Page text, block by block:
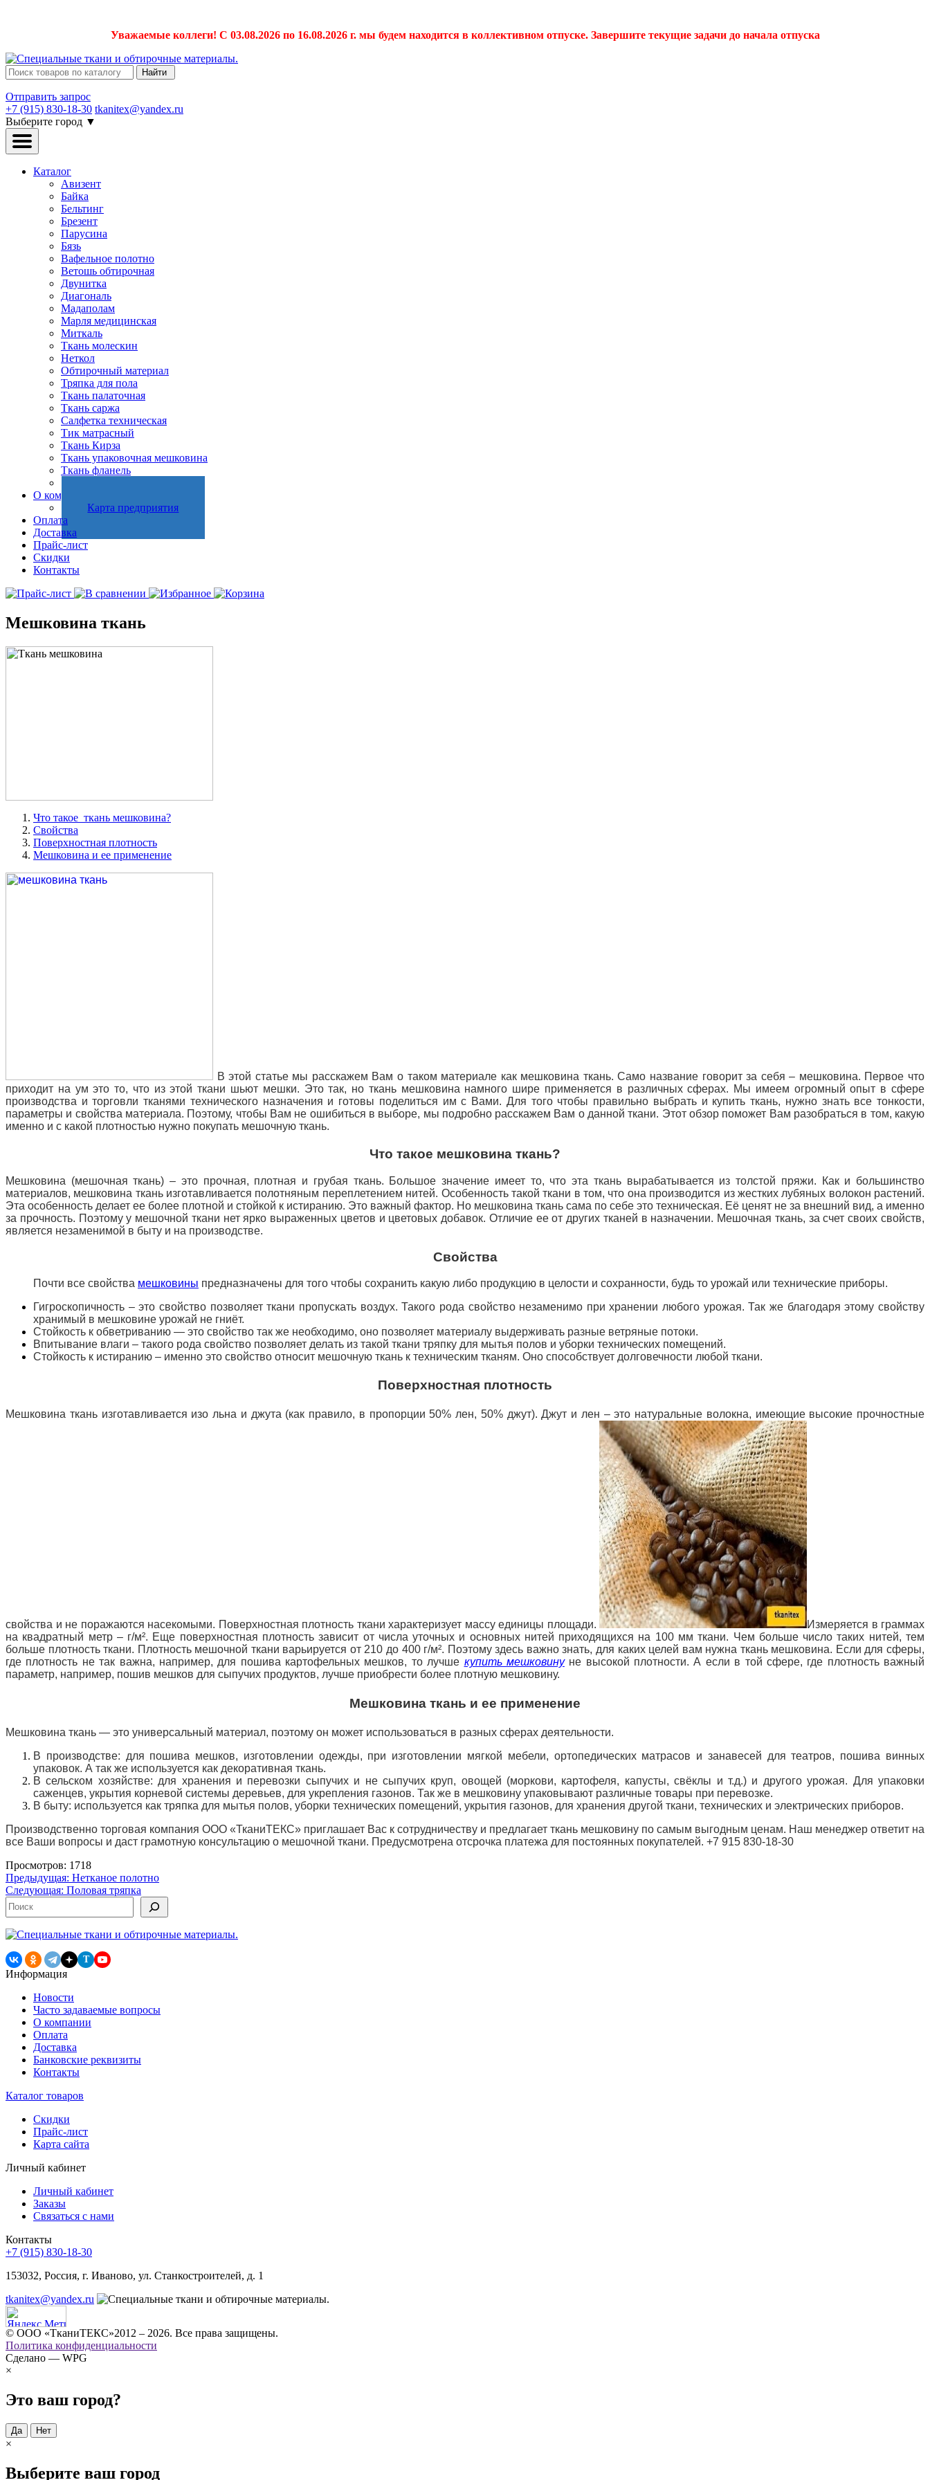
Уважаемые коллеги! С 03.08.2026 по 16.08.2026 г. мы будем находится в коллективном отпуске. Завершите текущие задачи до начала отпуска
Найти
Отправить запрос
+7 (915) 830-18-30 tkanitex@yandex.ru
Выберите город ▼
Каталог
Авизент
Байка
Бельтинг
Брезент
Парусина
Бязь
Вафельное полотно
Ветошь обтирочная
Двунитка
Диагональ
Мадаполам
Марля медицинская
Миткаль
Ткань молескин
Неткол
Обтирочный материал
Тряпка для пола
Ткань палаточная
Ткань саржа
Салфетка техническая
Тик матрасный
Ткань Кирза
Ткань упаковочная мешковина
Ткань фланель
О компании
Карта предприятия
Оплата
Доставка
Прайс-лист
Скидки
Контакты
Мешковина ткань
Что такое ткань мешковина?
Свойства
Поверхностная плотность
Мешковина и ее применение
В этой статье мы расскажем Вам о таком материале как мешковина ткань. Само название говорит за себя – мешковина. Первое что
приходит на ум это то, что из этой ткани шьют мешки. Это так, но ткань мешковина намного шире применяется в различных сферах. Мы имеем огромный опыт в сфере
производства и торговли тканями технического назначения и готовы поделиться им с Вами. Для того чтобы правильно выбрать и купить ткань, нужно знать все тонкости,
параметры и свойства материала. Поэтому, чтобы Вам не ошибиться в выборе, мы подробно расскажем Вам о данной ткани. Этот обзор поможет Вам разобраться в том, какую
именно и с какой плотностью нужно покупать мешочную ткань.
Что такое мешковина ткань?
Мешковина (мешочная ткань) – это прочная, плотная и грубая ткань. Большое значение имеет то, что эта ткань вырабатывается из толстой пряжи. Как и большинство
материалов, мешковина ткань изготавливается полотняным переплетением нитей. Особенность такой ткани в том, что она производится из жестких лубяных волокон растений.
Эта особенность делает ее более плотной и стойкой к истиранию. Это важный фактор. Но мешковина ткань сама по себе это техническая. Её ценят не за внешний вид, а именно
за прочность. Поэтому у мешочной ткани нет ярко выраженных цветов и цветовых добавок. Отличие ее от других тканей в назначении. Мешочная ткань, за счет своих свойств,
является незаменимой в быту и на производстве.
Свойства
Почти все свойства мешковины предназначены для того чтобы сохранить какую либо продукцию в целости и сохранности, будь то урожай или технические приборы.
Гигроскопичность – это свойство позволяет ткани пропускать воздух. Такого рода свойство незаменимо при хранении любого урожая. Так же благодаря этому свойству
хранимый в мешковине урожай не гниёт.
Стойкость к обветриванию — это свойство так же необходимо, оно позволяет материалу выдерживать разные ветряные потоки.
Впитывание влаги – такого рода свойство позволяет делать из такой ткани тряпку для мытья полов и уборки технических помещений.
Стойкость к истиранию – именно это свойство относит мешочную ткань к техническим тканям. Оно способствует долговечности любой ткани.
Поверхностная плотность
Мешковина ткань изготавливается изо льна и джута (как правило, в пропорции 50% лен, 50% джут). Джут и лен – это натуральные волокна, имеющие высокие прочностные
свойства и не поражаются насекомыми. Поверхностная плотность ткани характеризует массу единицы площади.
Измеряется в граммах
на квадратный метр – г/м². Еще поверхностная плотность зависит от числа уточных и основных нитей приходящихся на 100 мм ткани. Чем больше число таких нитей, тем
больше плотность ткани. Плотность мешочной ткани варьируется от 210 до 400 г/м². Поэтому здесь важно знать, для каких целей вам нужна ткань мешковина. Если для сферы,
где плотность не так важна, например, для пошива картофельных мешков, то лучше купить мешковинуне высокой плотности. А если в той сфере, где плотность важный
параметр, например, пошив мешков для сыпучих продуктов, лучше приобрести более плотную мешковину.
Мешковина ткань и ее применение
Мешковина ткань — это универсальный материал, поэтому он может использоваться в разных сферах деятельности.
В производстве: для пошива мешков, изготовлении одежды, при изготовлении мягкой мебели, ортопедических матрасов и занавесей для театров, пошива винных
упаковок. А так же используется как декоративная ткань.
В сельском хозяйстве: для хранения и перевозки сыпучих и не сыпучих круп, овощей (моркови, картофеля, капусты, свёклы и т.д.) и другого урожая. Для упаковки
саженцев, укрытия корневой системы деревьев, для укрепления газонов. Так же в мешковину упаковывают различные товары при перевозке.
В быту: используется как тряпка для мытья полов, уборки технических помещений, укрытия газонов, для хранения другой ткани, технических и электрических приборов.
Производственно торговая компания ООО «ТканиТЕКС» приглашает Вас к сотрудничеству и предлагает ткань мешковину по самым выгодным ценам. Наш менеджер ответит на
все Ваши вопросы и даст грамотную консультацию о мешочной ткани. Предусмотрена отсрочка платежа для постоянных покупателей. +7 915 830-18-30
Просмотров: 1718
Навигация
по
записям
Предыдущая: Нетканое полотно
Следующая: Половая тряпка
Поиск
T
Информация
Новости
Часто задаваемые вопросы
О компании
Оплата
Доставка
Банковские реквизиты
Контакты
Каталог товаров
Скидки
Прайс-лист
Карта сайта
Личный кабинет
Личный кабинет
Заказы
Связаться с нами
Контакты
+7 (915) 830-18-30
153032, Россия, г. Иваново, ул. Станкостроителей, д. 1
tkanitex@yandex.ru
© ООО «ТканиТЕКС»2012 – 2026. Все права защищены.
Политика конфиденциальности
Сделано — WPG
×
Это ваш город?
Да Нет
×
Выберите ваш город